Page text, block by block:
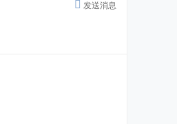
发送消息